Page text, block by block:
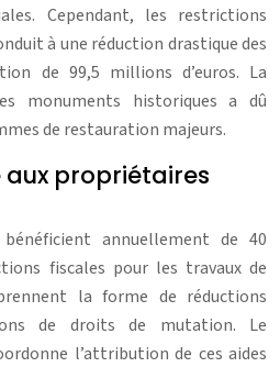
Cependant, les restrictions
à une réduction drastique des
de 99,5 millions d’euros. La
monuments historiques a dû
de restauration majeurs.
aux propriétaires
annuellement de 40
fiscales pour les travaux de
la forme de réductions
de droits de mutation. Le
l’attribution de ces aides